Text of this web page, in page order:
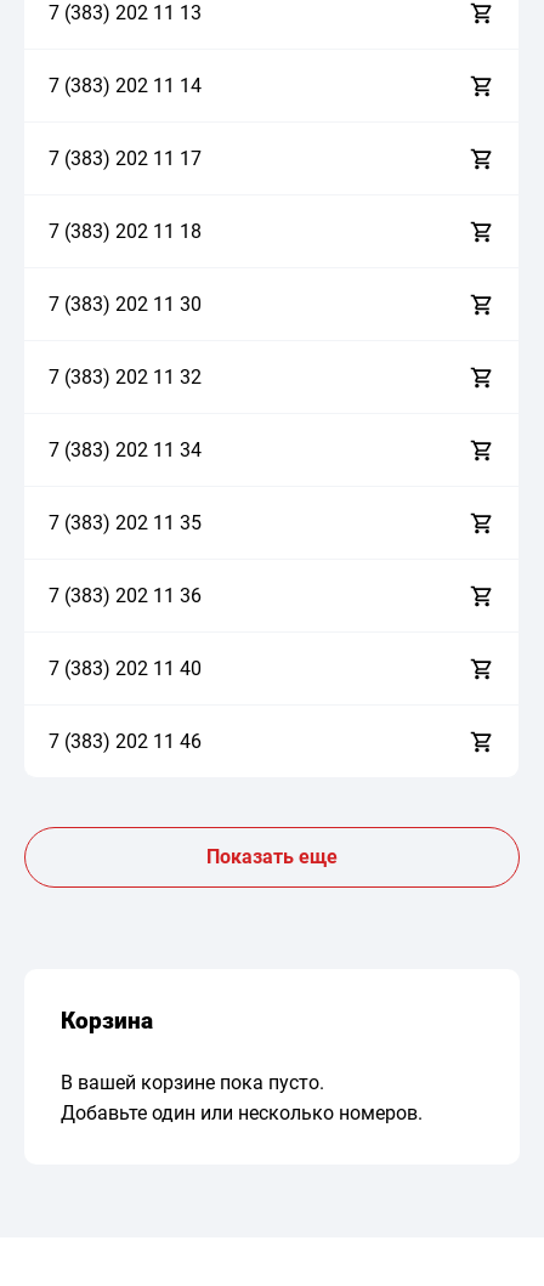
7 (383) 202 1 1 13
7 (383) 202 1 1 14
7 (383) 202 1 1 17
7 (383) 202 1 1 1 8
7 (383) 202 1 1 30
7 (383) 202 1 1 32
7 (383) 202 1 1 34
7 (383) 202 1 1 35
7 (383) 202 1 1 36
7 (383) 202 1 1 40
7 (383) 202 1 1 46
Показать еще
Корзина
В вашей корзине пока пусто.
Добавьте один или несколько номеров.